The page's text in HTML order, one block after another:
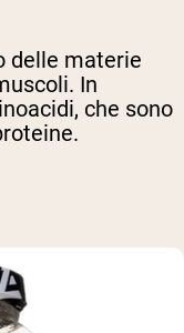
delle materie
In
che sono